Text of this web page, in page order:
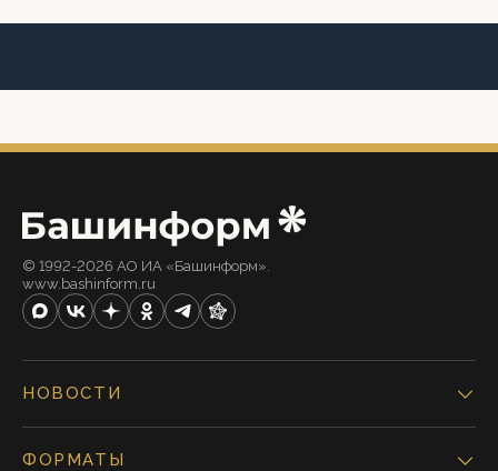
© 1992-2026 АО ИА «Башинформ».
www.bashinform.ru
НОВОСТИ
ФОРМАТЫ